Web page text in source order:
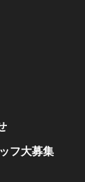
フ大募集